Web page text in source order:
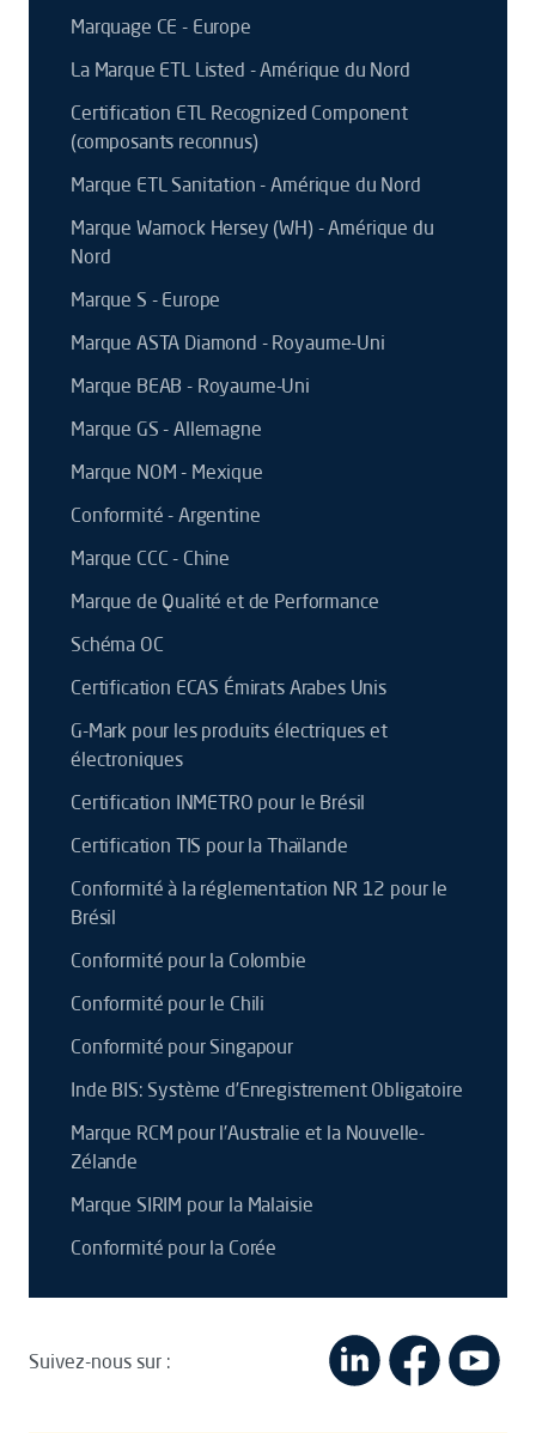
Marquage CE - Europe
La Marque ETL Listed - Amérique du Nord
Certification ETL Recognized Component
(composants reconnus)
Marque ETL Sanitation - Amérique du Nord
Marque Warnock Hersey (WH) - Amérique du
Nord
Marque S - Europe
Marque ASTA Diamond - Royaume-Uni
Marque BEAB - Royaume-Uni
Marque GS - Allemagne
Marque NOM - Mexique
Conformité - Argentine
Marque CCC - Chine
Marque de Qualité et de Performance
Schéma OC
Certification ECAS Émirats Arabes Unis
G-Mark pour les produits électriques et
électroniques
Certification INMETRO pour le Brésil
Certification TIS pour la Thaïlande
Conformité à la réglementation NR 12 pour le
Brésil
Conformité pour la Colombie
Conformité pour le Chili
Conformité pour Singapour
Inde BIS: Système d’Enregistrement Obligatoire
Marque RCM pour l'Australie et la Nouvelle-
Zélande
Marque SIRIM pour la Malaisie
Conformité pour la Corée
Suivez-nous sur :